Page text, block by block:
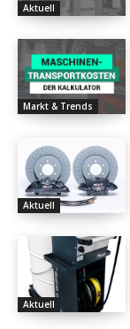
Aktuell
Markt & Trends
Aktuell
Aktuell